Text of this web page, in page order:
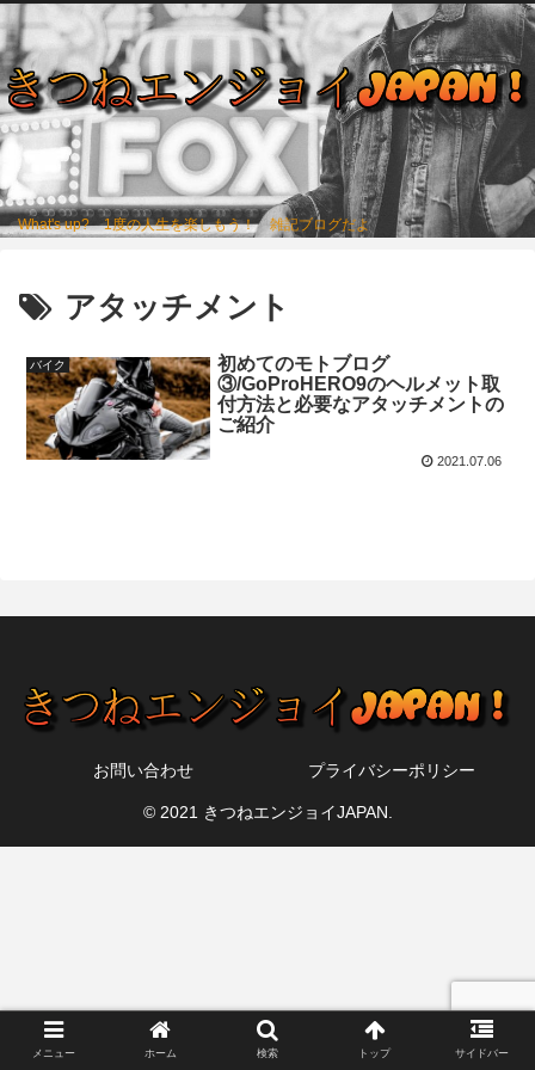
What's up? 1度の人生を楽しもう！ 雑記ブログだよ
アタッチメント
バイク
初めてのモトブログ
③/GoProHERO9のヘルメット取
付方法と必要なアタッチメントの
ご紹介
2021.07.06
お問い合わせ プライバシーポリシー
© 2021 きつねエンジョイJAPAN.
メニュー ホーム 検索 トップ サイドバー